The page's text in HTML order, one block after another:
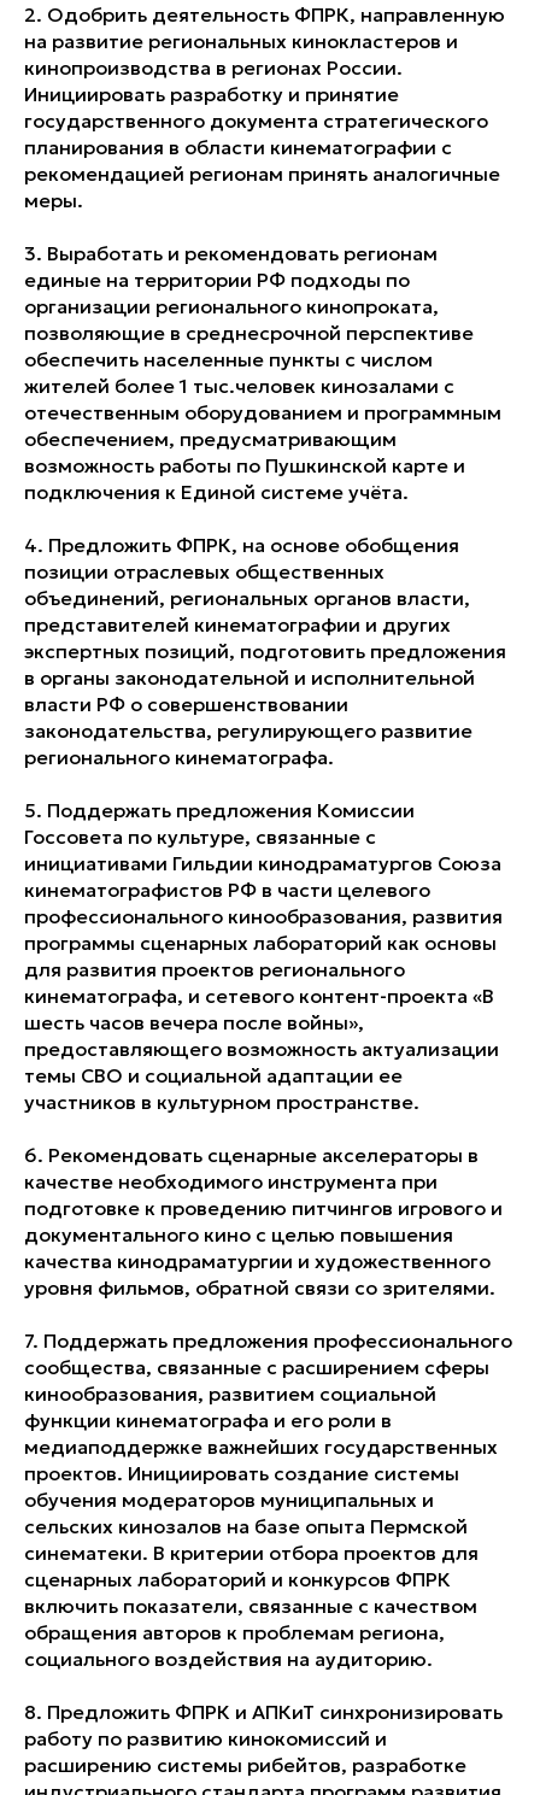
2. Одобрить деятельность ФПРК, направленную
на развитие региональных кинокластеров и
кинопроизводства в регионах России.
Инициировать разработку и принятие
государственного документа стратегического
планирования в области кинематографии с
рекомендацией регионам принять аналогичные
меры.
3. Выработать и рекомендовать регионам
единые на территории РФ подходы по
организации регионального кинопроката,
позволяющие в среднесрочной перспективе
обеспечить населенные пункты с числом
жителей более 1 тыс.человек кинозалами с
отечественным оборудованием и программным
обеспечением, предусматривающим
возможность работы по Пушкинской карте и
подключения к Единой системе учёта.
4. Предложить ФПРК, на основе обобщения
позиции отраслевых общественных
объединений, региональных органов власти,
представителей кинематографии и других
экспертных позиций, подготовить предложения
в органы законодательной и исполнительной
власти РФ о совершенствовании
законодательства, регулирующего развитие
регионального кинематографа.
5. Поддержать предложения Комиссии
Госсовета по культуре, связанные с
инициативами Гильдии кинодраматургов Союза
кинематографистов РФ в части целевого
профессионального кинообразования, развития
программы сценарных лабораторий как основы
для развития проектов регионального
кинематографа, и сетевого контент-проекта «В
шесть часов вечера после войны»,
предоставляющего возможность актуализации
темы СВО и социальной адаптации ее
участников в культурном пространстве.
6. Рекомендовать сценарные акселераторы в
качестве необходимого инструмента при
подготовке к проведению питчингов игрового и
документального кино с целью повышения
качества кинодраматургии и художественного
уровня фильмов, обратной связи со зрителями.
7. Поддержать предложения профессионального
сообщества, связанные с расширением сферы
кинообразования, развитием cоциальной
функции кинематографа и его роли в
медиаподдержке важнейших государственных
проектов. Инициировать создание системы
обучения модераторов муниципальных и
сельских кинозалов на базе опыта Пермской
синематеки. В критерии отбора проектов для
сценарных лабораторий и конкурсов ФПРК
включить показатели, связанные с качеством
обращения авторов к проблемам региона,
социального воздействия на аудиторию.
8. Предложить ФПРК и АПКиТ синхронизировать
работу по развитию кинокомиссий и
расширению системы рибейтов, разработке